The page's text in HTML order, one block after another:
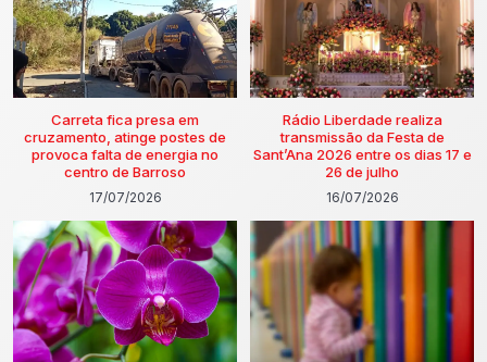
Carreta fica presa em
cruzamento, atinge postes de
provoca falta de energia no
centro de Barroso
17/07/2026
Rádio Liberdade realiza
transmissão da Festa de
Sant’Ana 2026 entre os dias 17 e
26 de julho
16/07/2026